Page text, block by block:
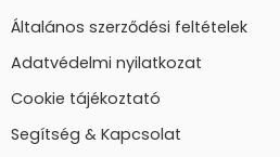
Általános szerződési feltételek
Adatvédelmi nyilatkozat
Cookie tájékoztató
Segítség & Kapcsolat